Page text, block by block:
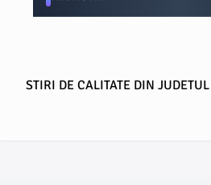
STIRI DE CALITATE DIN